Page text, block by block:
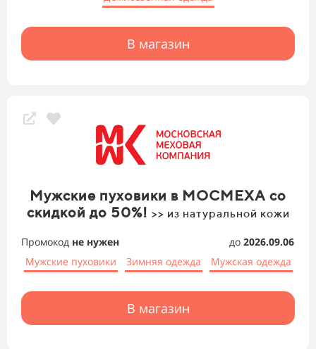
В магазин
Мужские пуховики в МОСМЕХА со
скидкой до 50%! >> из натуральной кожи
Промокод не нужен до 2026.09.06
Мужские пуховики
Зимняя одежда Мужская одежда
В магазин